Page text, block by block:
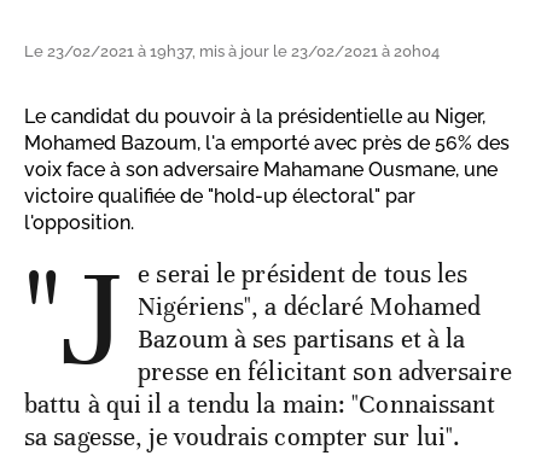
Le 23/02/2021 à 19h37, mis à jour le 23/02/2021 à 20h04
Le candidat du pouvoir à la présidentielle au Niger,
Mohamed Bazoum, l'a emporté avec près de 56% des
voix face à son adversaire Mahamane Ousmane, une
victoire qualifiée de "hold-up électoral" par
l'opposition.
"J e serai le président de tous les
Nigériens", a déclaré Mohamed
Bazoum à ses partisans et à la
presse en félicitant son adversaire
battu à qui il a tendu la main: "Connaissant
sa sagesse, je voudrais compter sur lui".